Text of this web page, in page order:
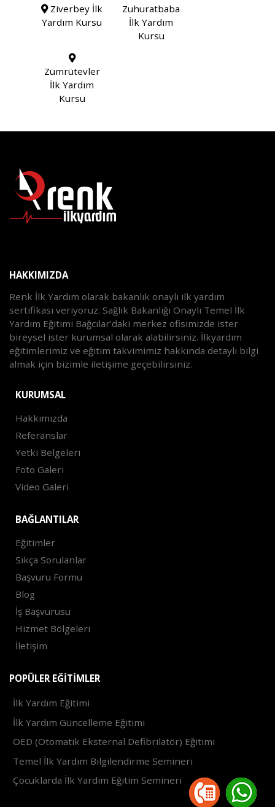
Ziverbey İlk
Yardım Kursu
Zuhuratbaba
İlk Yardım
Kursu
Zümrütevler
İlk Yardım
Kursu
HAKKIMIZDA
Renk İlk Yardım olarak bakanlık onaylı ilk yardım
sertifikası veriyoruz. Sağlık Bakanlığı Onaylı Temel İlk
Yardım Eğitimi Bağcılar'daki merkez ofisimizde ister
bireysel ister kurumsal olarak alabilirsiniz. İlkyardım
eğitimlerimiz ve eğitim takvimimiz hakkında detaylı bilgi
almak için bizimle iletişime geçebilirsiniz.
KURUMSAL
Hakkımızda
Referanslar
Yetki Belgeleri
Foto Galeri
Video Galeri
BAĞLANTILAR
Eğitimler
Sıkça Sorulanlar
Başvuru Formu
Blog
İş Başvurusu
Hizmet Bölgeleri
İletişim
POPÜLER EĞITIMLER
İlk Yardım Eğitimi
İlk Yardım Güncelleme Eğitimi
OED (Otomatik Eksternal Defibrilatör) Eğitimi
Temel İlk Yardım Bilgilendirme Semineri
Çocuklarda İlk Yardım Eğitim Semineri